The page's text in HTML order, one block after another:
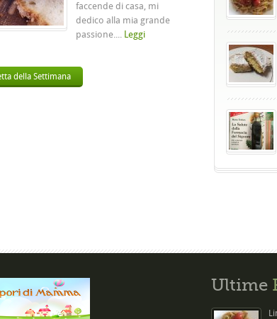
faccende di casa, mi
dedico alla mia grande
passione.... Leggi
della Settimana
Ultime